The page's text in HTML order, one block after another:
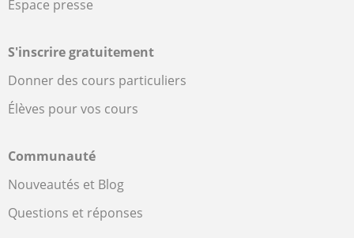
Espace presse
S'inscrire gratuitement
Donner des cours particuliers
Élèves pour vos cours
Communauté
Nouveautés et Blog
Questions et réponses